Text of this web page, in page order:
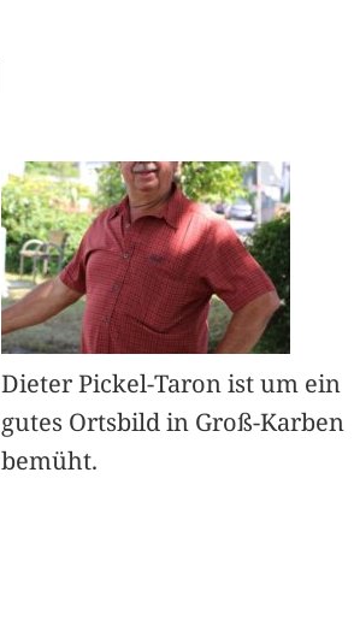
Dieter Pickel-Taron ist um ein
gutes Ortsbild in Groß-Karben
bemüht.